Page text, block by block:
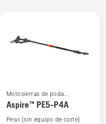
Ver
más
detalles
Motosierras de poda
eléctricas y a batería
Aspire™ PE5-P4A
Peso (sin equipo de corte)